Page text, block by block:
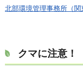
北部環境管理事務所（関
クマに注意！